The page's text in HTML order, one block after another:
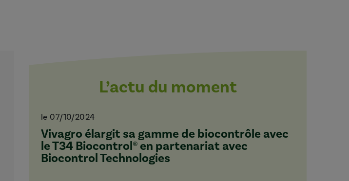
L’actu du moment
le 07/10/2024
Vivagro élargit sa gamme de biocontrôle avec
le T34 Biocontrol® en partenariat avec
Biocontrol Technologies